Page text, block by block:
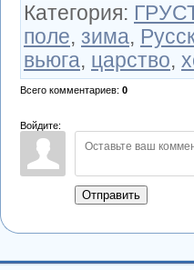
Категория:
поле, зима,
вьюга, царство,
Всего комментариев: 0
Войдите:
Отправить